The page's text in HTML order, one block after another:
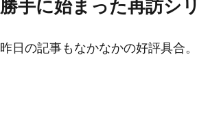
勝手に始まった再訪シ
昨日の記事もなかなかの好評具合